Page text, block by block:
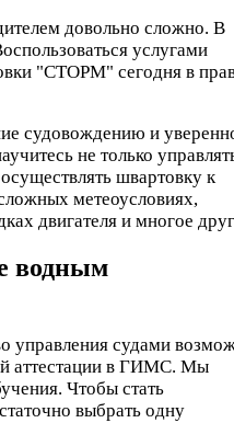
довольно сложно. В
услугами
"СТОРМ" сегодня в
судовождению и
не только
швартовку к
метеоусловиях,
двигателя и многое
водным
управления судами
аттестации в ГИМС. Мы
Чтобы стать
выбрать одну